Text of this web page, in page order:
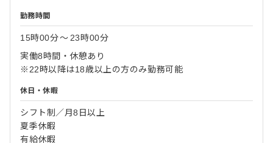
勤務時間
15時00分〜 23時00分
実働8時間・休憩あり
※22時以降は18歳以上の方のみ勤務可能
休日・休暇
シフト制／月8日以上
夏季休暇
有給休暇